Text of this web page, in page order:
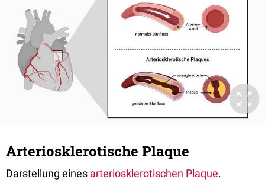
Arteriosklerotische Plaque
Darstellung eines arteriosklerotischen Plaque.